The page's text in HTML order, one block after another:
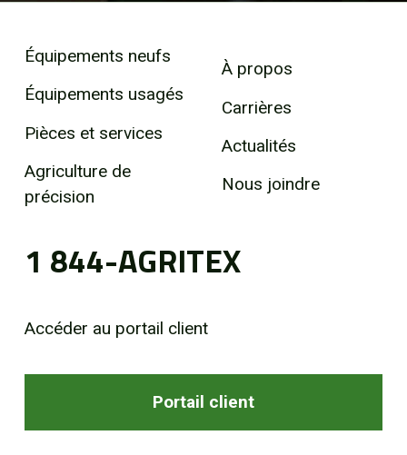
Équipements neufs
Équipements usagés
Pièces et services
Agriculture de
précision
À propos
Carrières
Actualités
Nous joindre
1 844-AGRITEX
Accéder au portail client
Portail client